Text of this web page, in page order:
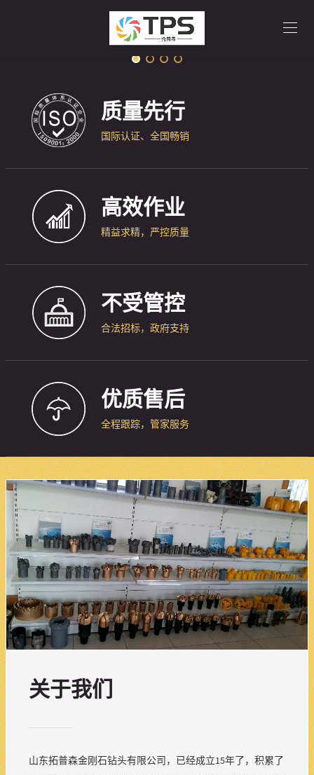
质量先行
国际认证、全国畅销
高效作业
精益求精，严控质量
不受管控
合法招标，政府支持
优质售后
全程跟踪，管家服务
关于我们
山东拓普森金刚石钻头有限公司，已经成立15年了，积累了